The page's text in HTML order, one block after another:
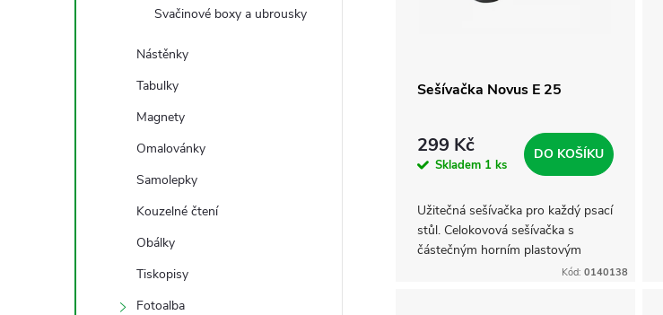
Svačinové boxy a ubrousky
Nástěnky
Tabulky
Magnety
Omalovánky
Samolepky
Kouzelné čtení
Obálky
Tiskopisy
Fotoalba
Sešívačka Novus E 25
299 Kč
Skladem 1 ks
DO KOŠÍKU
Užitečná sešívačka pro každý psací
stůl. Celokovová sešívačka s
částečným horním plastovým
krytem. Integrovaný odstraňovač
Kód: 0140138